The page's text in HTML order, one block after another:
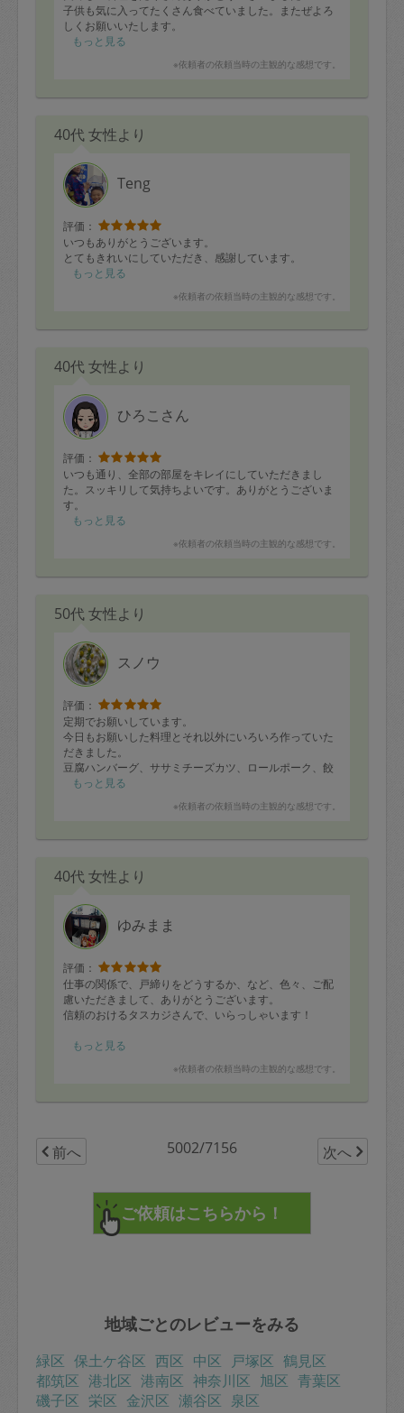
子供も気に入ってたくさん食べていました。またぜよろ
しくお願いいたします。
もっと見る
※依頼者の依頼当時の主観的な感想です。
40代 女性より
Teng
評価：
いつもありがとうございます。
とてもきれいにしていただき、感謝しています。
もっと見る
※依頼者の依頼当時の主観的な感想です。
40代 女性より
ひろこさん
評価：
いつも通り、全部の部屋をキレイにしていただきまし
た。スッキリして気持ちよいです。ありがとうございま
す。
もっと見る
※依頼者の依頼当時の主観的な感想です。
50代 女性より
スノウ
評価：
定期でお願いしています。
今日もお願いした料理とそれ以外にいろいろ作っていた
だきました。
豆腐ハンバーグ、ササミチーズカツ、ロールポーク、餃
子、味噌汁、副菜や漬物など数種類。
もっと見る
※依頼者の依頼当時の主観的な感想です。
40代 女性より
ゆみまま
評価：
仕事の関係で、戸締りをどうするか、など、色々、ご配
慮いただきまして、ありがとうございます。
信頼のおけるタスカジさんで、いらっしゃいます！
ほぼほぼ、お任せコースで我が家の、寝室・リビング・
このお任せできる感じが、とても有難いです。
またよろしくお願い致します。
もっと見る
※依頼者の依頼当時の主観的な感想です。
前へ 5002/7156 次へ
地域ごとのレビューをみる
緑区 保土ケ谷区 西区 中区 戸塚区 鶴見区
都筑区 港北区 港南区 神奈川区 旭区 青葉区
磯子区 栄区 金沢区 瀬谷区 泉区